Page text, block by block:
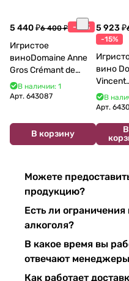
5 440 ₽6 400 ₽ -15%
Игристое
виноDomaine Anne
Gros Crémant de
Bourgogne La Fun en
Bulles Chardonnay et
В наличии: 1
Арт. 643087
В корзину
5 923 ₽
-15%
вино
Vincent
В
Арт.
В
Можете
продукцию?
Есть ли
алкоголя?
В какое время вы
отвечают
Как работает